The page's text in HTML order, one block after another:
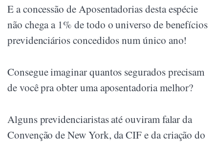
E a concessão de Aposentadorias desta espécie
não chega a 1% de todo o universo de benefícios
previdenciários concedidos num único ano!
Consegue imaginar quantos segurados precisam
de você pra obter uma aposentadoria melhor?
Alguns previdenciaristas até ouviram falar da
Convenção de New York, da CIF e da criação do